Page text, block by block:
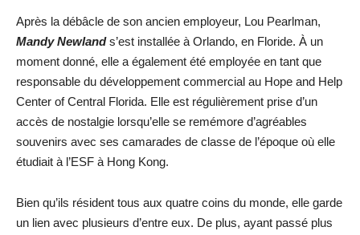
Après la débâcle de son ancien employeur, Lou Pearlman,
Mandy Newlands’est installée à Orlando, en Floride. À un
moment donné, elle a également été employée en tant que
responsable du développement commercial au Hope and Help
Center of Central Florida. Elle est régulièrement prise d’un
accès de nostalgie lorsqu’elle se remémore d’agréables
souvenirs avec ses camarades de classe de l’époque où elle
étudiait à l’ESF à Hong Kong.
Bien qu’ils résident tous aux quatre coins du monde, elle garde
un lien avec plusieurs d’entre eux. De plus, ayant passé plus